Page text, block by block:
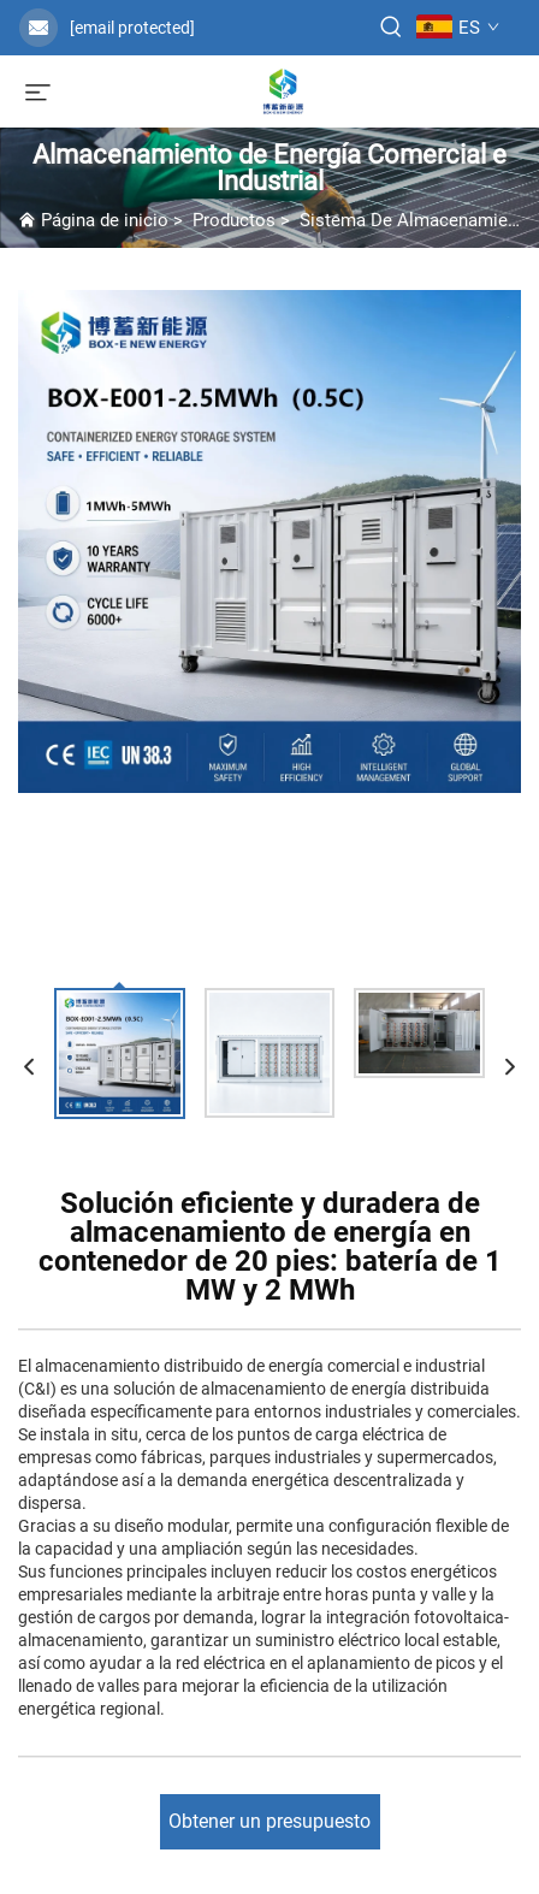
[email protected] ES
Almacenamiento de Energía Comercial e
Industrial
Página de inicio>Productos>Sistema De Almacenamiento De Energía
Solución eficiente y duradera de
almacenamiento de energía en
contenedor de 20 pies: batería de 1
MW y 2 MWh
El almacenamiento distribuido de energía comercial e industrial
(C&I) es una solución de almacenamiento de energía distribuida
diseñada específicamente para entornos industriales y comerciales.
Se instala in situ, cerca de los puntos de carga eléctrica de
empresas como fábricas, parques industriales y supermercados,
adaptándose así a la demanda energética descentralizada y
dispersa.
Gracias a su diseño modular, permite una configuración flexible de
la capacidad y una ampliación según las necesidades.
Sus funciones principales incluyen reducir los costos energéticos
empresariales mediante la arbitraje entre horas punta y valle y la
gestión de cargos por demanda, lograr la integración fotovoltaica-
almacenamiento, garantizar un suministro eléctrico local estable,
así como ayudar a la red eléctrica en el aplanamiento de picos y el
llenado de valles para mejorar la eficiencia de la utilización
energética regional.
Obtener un presupuesto